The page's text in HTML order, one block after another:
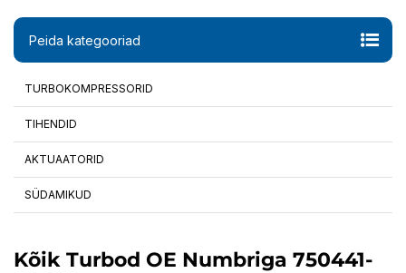
Peida kategooriad
TURBOKOMPRESSORID
TIHENDID
AKTUAATORID
SÜDAMIKUD
Kõik Turbod OE Numbriga 750441-